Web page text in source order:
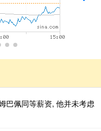
巴佩同等薪资, 他并未考虑